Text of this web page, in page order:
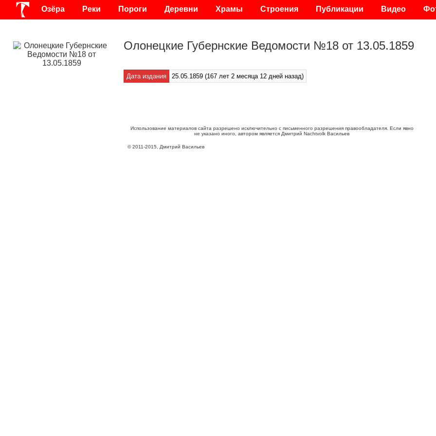
Озёра Реки Пороги Деревни Храмы Строения Публикации Видео
Олонецкие Губернские Ведомости №18 от 13.05.1859
Дата издания 25.05.1859 (167 лет 2 месяца 12 дней назад)
Использование материалов сайта разрешено исключительно с письменного разрешения правообладателя. Если явно
не указано иного, автором является Дмитрий Nachtvolk Васильев
©2011-2015 , Дмитрий Васильев